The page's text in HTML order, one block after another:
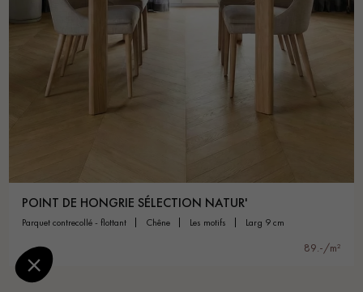
POINT DE HONGRIE SÉLECTION NATUR'
parquet contrecollé - flottant chêne les motifs larg 9 cm
89.-/m²